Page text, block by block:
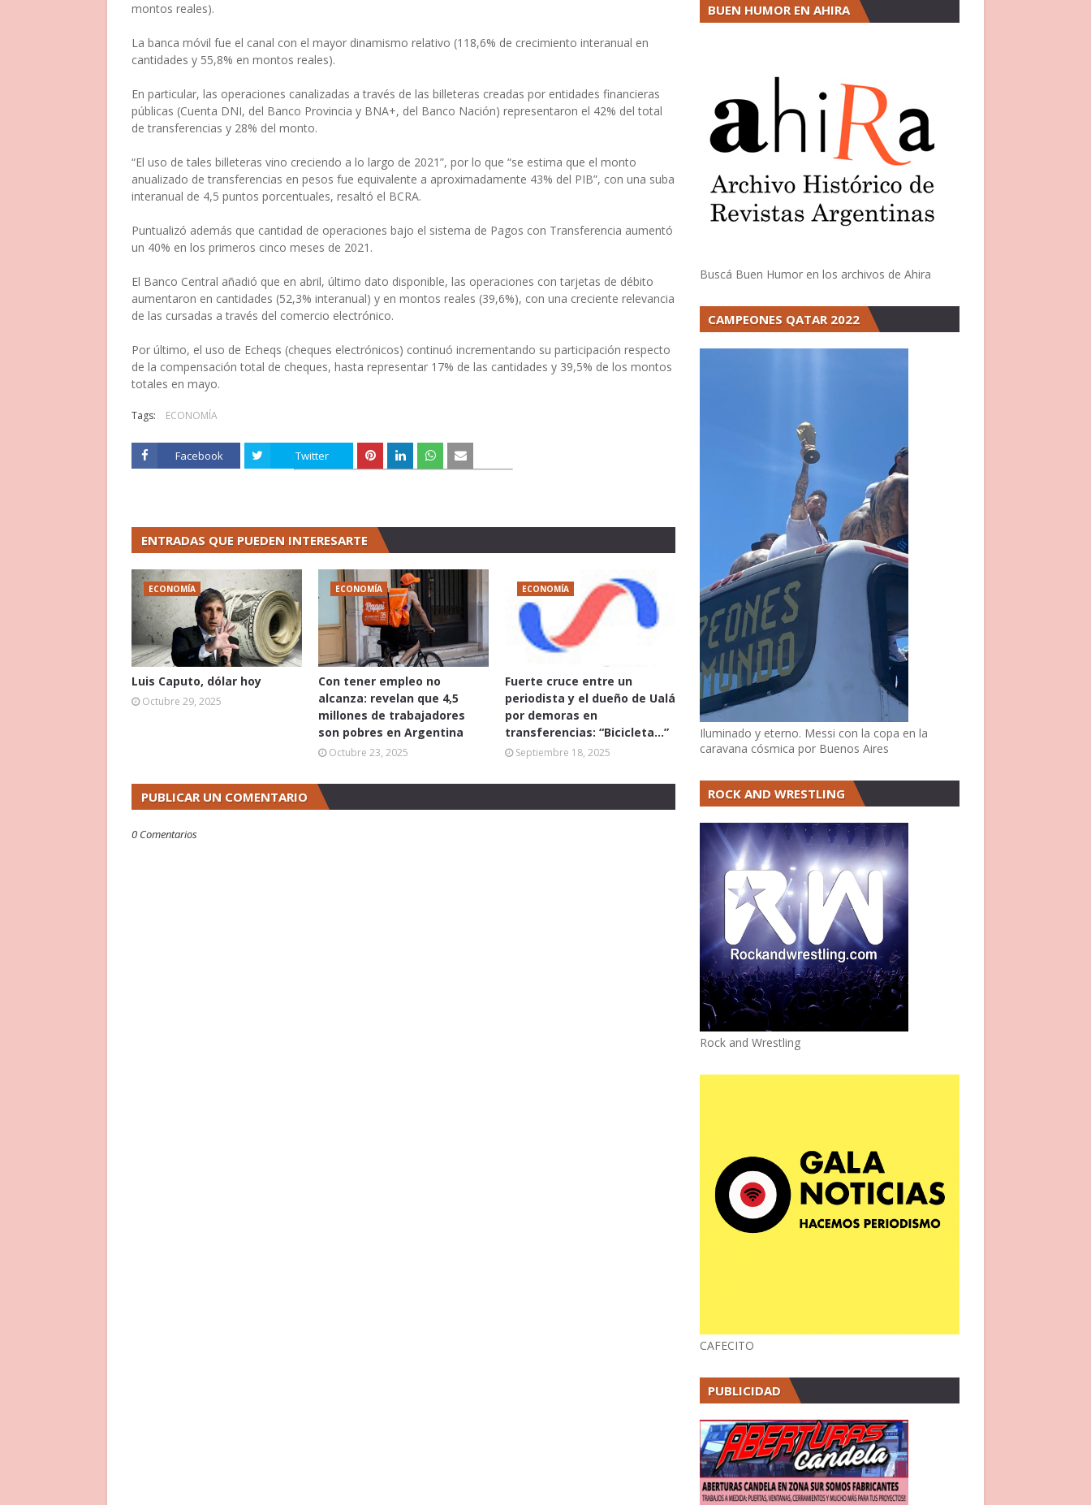
montos reales).
La banca móvil fue el canal con el mayor dinamismo relativo (118,6% de crecimiento interanual en
cantidades y 55,8% en montos reales).
En particular, las operaciones canalizadas a través de las billeteras creadas por entidades financieras
públicas (Cuenta DNI, del Banco Provincia y BNA+, del Banco Nación) representaron el 42% del total
de transferencias y 28% del monto.
“El uso de tales billeteras vino creciendo a lo largo de 2021”, por lo que “se estima que el monto
anualizado de transferencias en pesos fue equivalente a aproximadamente 43% del PIB”, con una suba
interanual de 4,5 puntos porcentuales, resaltó el BCRA.
Puntualizó además que cantidad de operaciones bajo el sistema de Pagos con Transferencia aumentó
un 40% en los primeros cinco meses de 2021.
El Banco Central añadió que en abril, último dato disponible, las operaciones con tarjetas de débito
aumentaron en cantidades (52,3% interanual) y en montos reales (39,6%), con una creciente relevancia
de las cursadas a través del comercio electrónico.
Por último, el uso de Echeqs (cheques electrónicos) continuó incrementando su participación respecto
de la compensación total de cheques, hasta representar 17% de las cantidades y 39,5% de los montos
totales en mayo.
Tags: ECONOMÍA
Facebook Twitter
ENTRADAS QUE PUEDEN INTERESARTE
ECONOMÍA
Luis Caputo, dólar hoy
Octubre 29, 2025
ECONOMÍA
Con tener empleo no
alcanza: revelan que 4,5
millones de trabajadores
son pobres en Argentina
Octubre 23, 2025
ECONOMÍA
Fuerte cruce entre un
periodista y el dueño de Ualá
por demoras en
transferencias: “Bicicleta...”
Septiembre 18, 2025
PUBLICAR UN COMENTARIO
0 Comentarios
BUEN HUMOR EN AHIRA
Buscá Buen Humor en los archivos de Ahira
CAMPEONES QATAR 2022
Iluminado y eterno. Messi con la copa en la
caravana cósmica por Buenos Aires
ROCK AND WRESTLING
Rock and Wrestling
CAFECITO
PUBLICIDAD